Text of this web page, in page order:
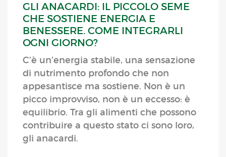
GLI ANACARDI: IL PICCOLO SEME
CHE SOSTIENE ENERGIA E
BENESSERE. COME INTEGRARLI
OGNI GIORNO?
C’è un’energia stabile, una sensazione
di nutrimento profondo che non
appesantisce ma sostiene. Non è un
picco improvviso, non è un eccesso: è
equilibrio. Tra gli alimenti che possono
contribuire a questo stato ci sono loro,
gli anacardi.